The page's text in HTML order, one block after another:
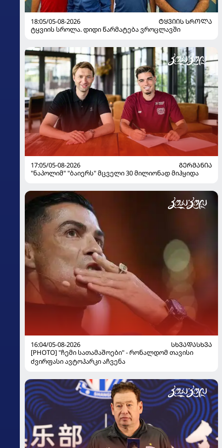
18:05/05-08-2026
ᲢᲧᲕᲘᲘᲡ ᲡᲠᲝᲚᲐ
ტყვიის სროლა. დიდი წარმატება ვროცლავში
17:05/05-08-2026
ᲒᲔᲠᲛᲐᲜᲘᲐ
"ნაპოლიმ" "ბაიერს" მცველი 30 მილიონად მიჰყიდა
16:04/05-08-2026
ᲡᲮᲕᲐᲓᲐᲡᲮᲕᲐ
[PHOTO] "ჩემი სათამაშოები" - რონალდომ თავისი
ძვირფასი ავტოპარკი აჩვენა